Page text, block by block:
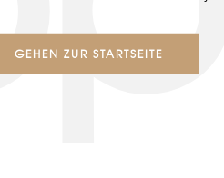
GEHEN ZUR STARTSEITE